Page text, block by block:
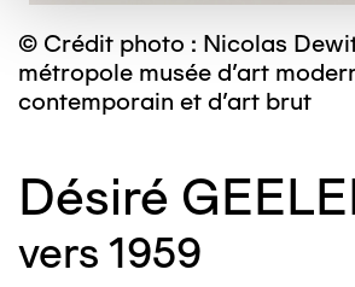
© Crédit photo : Nicolas
métropole musée d’art
contemporain et d’art brut
Désiré
vers 1959